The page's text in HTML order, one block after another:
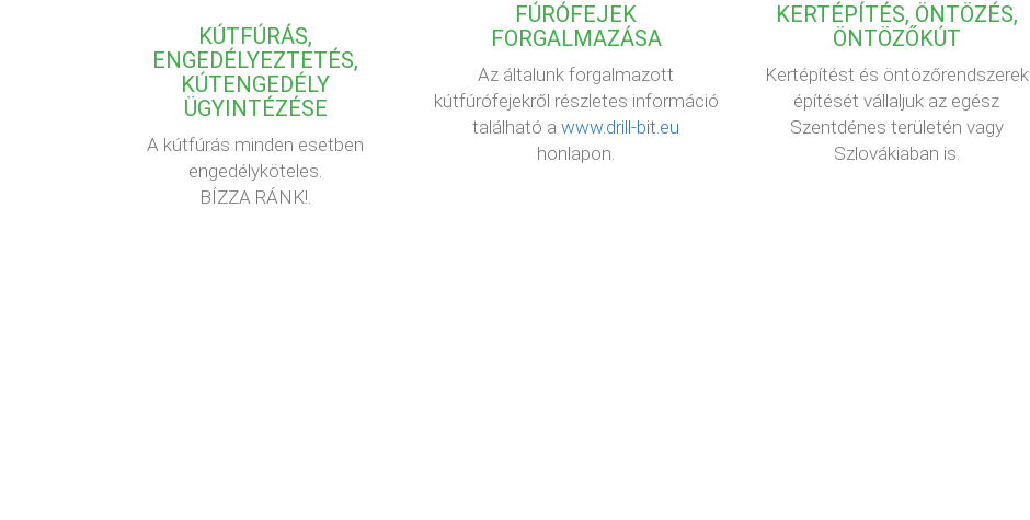
KÚTFÚRÁS,
ENGEDÉLYEZTETÉS,
KÚTENGEDÉLY
ÜGYINTÉZÉSE
A kútfúrás minden esetben
engedélyköteles.
BÍZZA RÁNK!.
FÚRÓFEJEK
FORGALMAZÁSA
Az általunk forgalmazott
kútfúrófejekről részletes információ
található awww.drill-bit.eu
honlapon.
KERTÉPÍTÉS, ÖNTÖZÉS,
ÖNTÖZŐKÚT
Kertépítést és öntözőrendszerek
építését vállaljuk az egész
Szentdénes területén vagy
Szlovákiaban is.